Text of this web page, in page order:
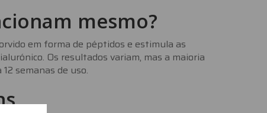
mesmo?
em forma de péptidos e estimula as
Os resultados variam, mas a maioria
semanas de uso.